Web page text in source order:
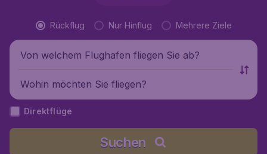
Rückflug Nur Hinflug Mehrere Ziele
Von welchem Flughafen fliegen Sie ab?
Wohin möchten Sie fliegen?
Direktflüge
Suchen